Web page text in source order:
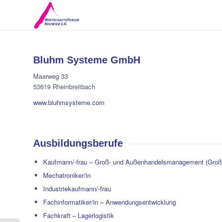
Bluhm Systeme GmbH
Maarweg 33
53619 Rheinbreitbach
www.bluhmsysteme.com
Ausbildungsberufe
Kaufmann/-frau – Groß- und Außenhandelsmanagement
Mechatroniker/in
Industriekaufmann/-frau
Fachinformatiker/in – Anwendungsentwicklung
Fachkraft – Lagerlogistik